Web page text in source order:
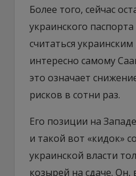
Более того, сейчас
украинского
считаться
интересно самому
это означает
рисков в сотни раз.
Его позиции на
и такой вот «кидок»
украинской власти
козырей на сдаче. Он,